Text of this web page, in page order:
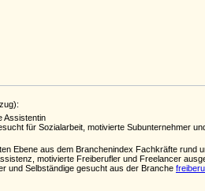
Assistentin
für Sozialarbeit, motivierte Subunternehmer
Ebene aus dem Branchenindex Fachkräfte rund
motivierte Freiberufler und Freelancer
und Selbständige gesucht aus der Branche